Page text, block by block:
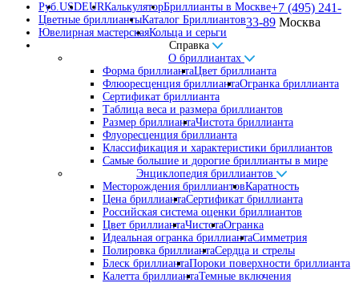
Руб.USDEURКалькуляторБриллианты в Москве
Цветные бриллиантыКаталог Бриллиантов
Ювелирная мастерскаяКольца и серьги
Справка
О бриллиантах
Форма бриллиантаЦвет бриллианта
Флюоресценция бриллиантаОгранка бриллианта
Сертификат бриллианта
Таблица веса и размера бриллиантов
Размер бриллиантаЧистота бриллианта
Флуоресценция бриллианта
Классификация и характеристики бриллиантов
Самые большие и дорогие бриллианты в мире
Энциклопедия бриллиантов
Месторождения бриллиантовКаратность
Цена бриллиантаСертификат бриллианта
Российская система оценки бриллиантов
Цвет бриллиантаЧистотаОгранка
Идеальная огранка бриллиантаСимметрия
Полировка бриллиантаСердца и стрелы
Блеск бриллиантаПороки поверхности бриллианта
Калетта бриллиантаТемные включения
+7 (495) 241-
33-89 Москва